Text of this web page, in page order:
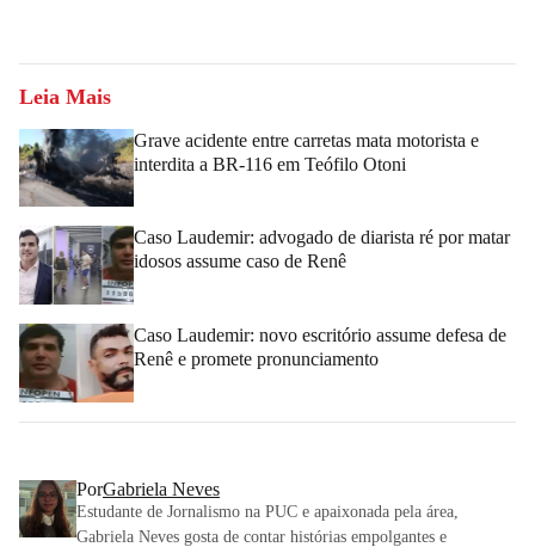
Leia Mais
Grave acidente entre carretas mata motorista e
interdita a BR-116 em Teófilo Otoni
Caso Laudemir: advogado de diarista ré por matar
idosos assume caso de Renê
Caso Laudemir: novo escritório assume defesa de
Renê e promete pronunciamento
PorGabriela Neves
Estudante de Jornalismo na PUC e apaixonada pela área,
Gabriela Neves gosta de contar histórias empolgantes e